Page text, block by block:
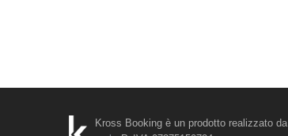
Kross Booking è un prodotto realizzato da